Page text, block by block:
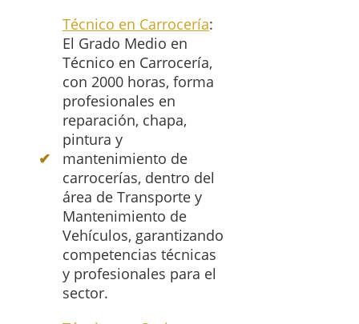
Técnico en Carrocería:
El Grado Medio en
Técnico en Carrocería,
con 2000 horas, forma
profesionales en
reparación, chapa,
pintura y
mantenimiento de
carrocerías, dentro del
área de Transporte y
Mantenimiento de
Vehículos, garantizando
competencias técnicas
y profesionales para el
sector.